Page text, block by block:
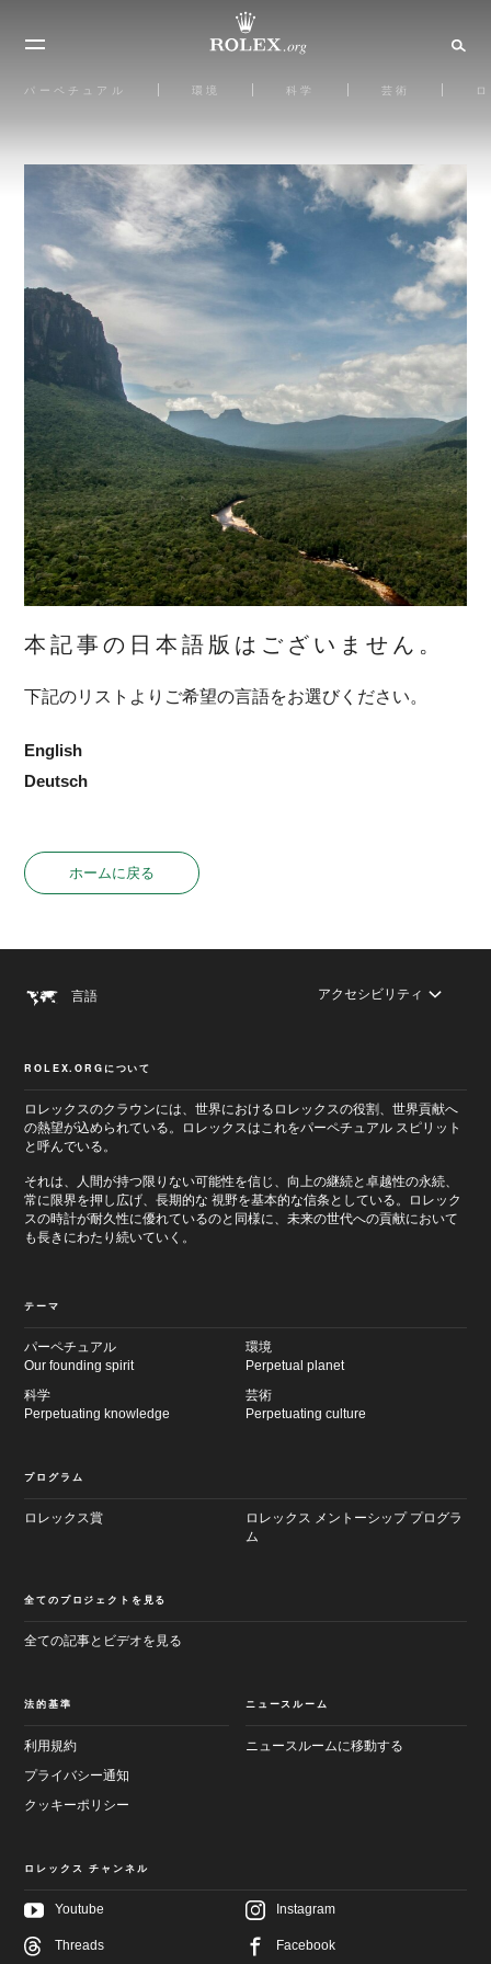
パーペチュアル 環境 科学 芸術
本記事の日本語版はございません。
下記のリストよりご希望の言語をお選びください。
English
Deutsch
ホームに戻る
言語 アクセシビリティ
ROLEX.ORGについて
ロレックスのクラウンには、世界におけるロレックスの役割、世界貢献へ
の熱望が込められている。ロレックスはこれをパーペチュアル スピリット
と呼んでいる。
それは、人間が持つ限りない可能性を信じ、向上の継続と卓越性の永続、
常に限界を押し広げ、長期的な 視野を基本的な信条としている。ロレック
スの時計が耐久性に優れているのと同様に、未来の世代への貢献において
も長きにわたり続いていく。
テーマ
パーペチュアル
Our founding spirit
環境
Perpetual planet
科学
Perpetuating knowledge
芸術
Perpetuating culture
プログラム
ロレックス賞
ロレックス メントーシップ プログラ
ム
全てのプロジェクトを見る
全ての記事とビデオを見る
法的基準
利用規約
プライバシー通知
クッキーポリシー
ニュースルーム
ニュースルームに移動する
ロレックス チャンネル
Youtube Instagram
Threads Facebook